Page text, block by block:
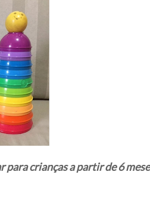
crianças a partir de 6